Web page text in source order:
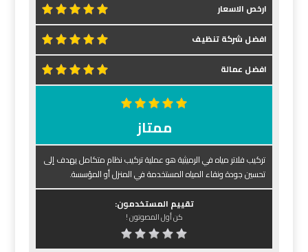
ارخص الاسعار
افضل شركة تنظيف
افضل عمالة
ممتاز
تركيب فلاتر مياه في الرميثية هو عملية تركيب نظام متكامل يهدف إلى
تحسين جودة ونقاء المياه المستخدمة في المنزل أو المؤسسة.
تقييم المستخدمون:
كن أول المصوتون !